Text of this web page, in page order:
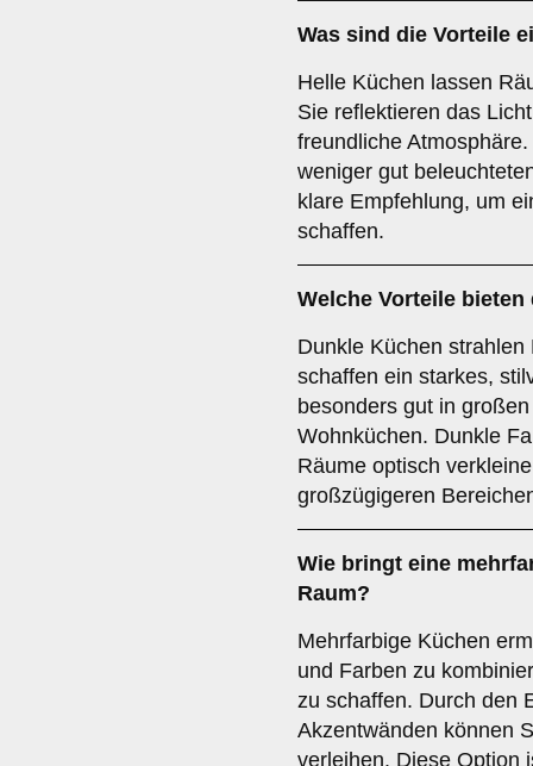
Was sind die Vorteile
Helle Küchen lassen
Sie reflektieren das
freundliche
weniger gut
klare Empfehlung, um
schaffen.
Welche Vorteile bieten
Dunkle Küchen
schaffen ein starkes,
besonders gut in
Wohnküchen. Dunkle
Räume optisch
großzügigeren
Wie bringt eine
Raum?
Mehrfarbige Küchen
und Farben zu
zu schaffen. Durch den
Akzentwänden können
verleihen. Diese Option